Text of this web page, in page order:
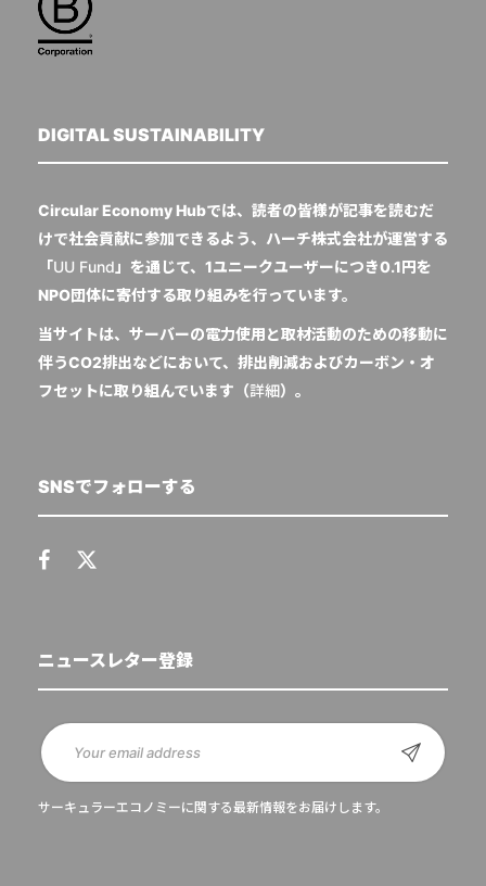
DIGITAL SUSTAINABILITY
Circular Economy Hubでは、読者の皆様が記事を読むだ
けで社会貢献に参加できるよう、ハーチ株式会社が運営する
「UU Fund 」を通じて、1ユニークユーザーにつき0.1円を
NPO団体に寄付する取り組みを行っています。
当サイトは、サーバーの電力使用と取材活動のための移動に
伴うCO2排出などにおいて、排出削減およびカーボン・オ
フセットに取り組んでいます（詳細）。
SNSでフォローする
ニュースレター登録
サーキュラーエコノミーに関する最新情報をお届けします。